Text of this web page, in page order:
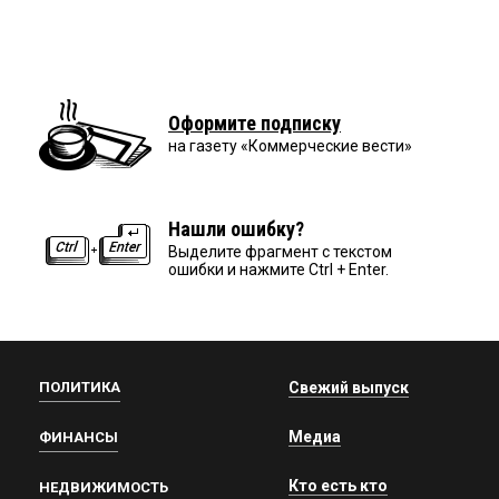
Оформите подписку
на газету «Коммерческие вести»
Нашли ошибку?
Выделите фрагмент с текстом
ошибки и нажмите Ctrl + Enter.
ПОЛИТИКА
ФИНАНСЫ
НЕДВИЖИМОСТЬ
Свежий выпуск
Медиа
Кто есть кто